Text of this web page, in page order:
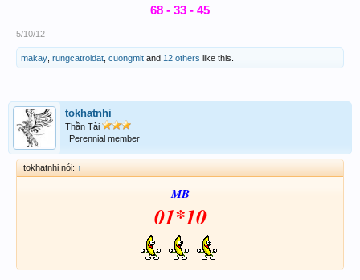
68 - 33 - 45
5/10/12
makay rungcatroidat cuongmit and 12 others like this.
tokhatnhi
Thần Tài
Perennial member
tokhatnhi nói: ↑
MB
01*10